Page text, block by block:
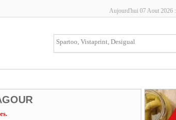
Aujourd'hui 07 Aout 2026 :